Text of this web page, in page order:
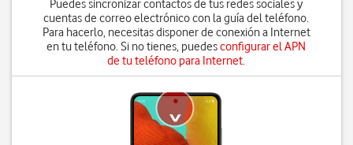
Puedes sincronizar contactos de tus redes sociales y
cuentas de correo electrónico con la guía del teléfono.
Para hacerlo, necesitas disponer de conexión a Internet
en tu teléfono. Si no tienes, puedesconfigurar el APN
de tu teléfono para Internet.